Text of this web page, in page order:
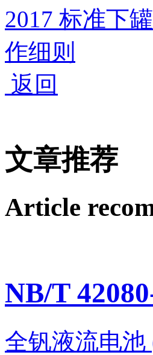
2017 标准下
作细则
返回
文章推荐
Article
NB/T
全钒液流电